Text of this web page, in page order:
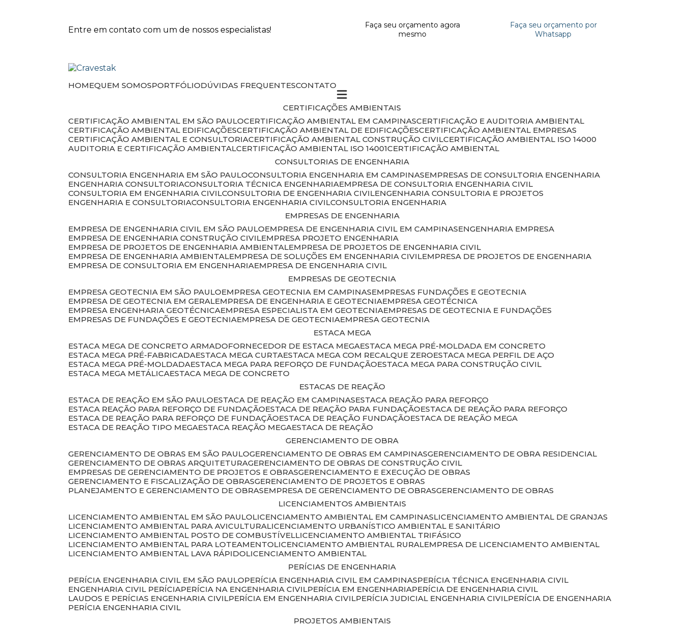
Entre em contato com um de nossos especialistas!
Faça seu orçamento agora
mesmo
Faça seu orçamento por
Whatsapp
HOME QUEM SOMOS PORTFÓLIO DÚVIDAS FREQUENTES CONTATO
CERTIFICAÇÕES AMBIENTAIS
CERTIFICAÇÃO AMBIENTAL EM SÃO PAULO
CERTIFICAÇÃO AMBIENTAL EM CAMPINAS
CERTIFICAÇÃO E AUDITORIA AMBIENTAL
CERTIFICAÇÃO AMBIENTAL EDIFICAÇÕES
CERTIFICAÇÃO AMBIENTAL DE EDIFICAÇÕES
CERTIFICAÇÃO AMBIENTAL EMPRESAS
CERTIFICAÇÃO AMBIENTAL E CONSULTORIA
CERTIFICAÇÃO AMBIENTAL CONSTRUÇÃO CIVIL
CERTIFICAÇÃO AMBIENTAL ISO 14000
AUDITORIA E CERTIFICAÇÃO AMBIENTAL
CERTIFICAÇÃO AMBIENTAL ISO 14001
CERTIFICAÇÃO AMBIENTAL
CONSULTORIAS DE ENGENHARIA
CONSULTORIA ENGENHARIA EM SÃO PAULO CONSULTORIA ENGENHARIA EM CAMPINAS
EMPRESAS DE CONSULTORIA ENGENHARIA
ENGENHARIA CONSULTORIA CONSULTORIA TÉCNICA ENGENHARIA EMPRESA DE CONSULTORIA ENGENHARIA CIVIL
CONSULTORIA EM ENGENHARIA CIVIL CONSULTORIA DE ENGENHARIA CIVIL ENGENHARIA CONSULTORIA E PROJETOS
ENGENHARIA E CONSULTORIA CONSULTORIA ENGENHARIA CIVIL CONSULTORIA ENGENHARIA
EMPRESAS DE ENGENHARIA
EMPRESA DE ENGENHARIA CIVIL EM SÃO PAULO
EMPRESA DE ENGENHARIA CIVIL EM CAMPINAS
ENGENHARIA EMPRESA
EMPRESA DE ENGENHARIA CONSTRUÇÃO CIVIL EMPRESA PROJETO ENGENHARIA
EMPRESA DE PROJETOS DE ENGENHARIA AMBIENTAL EMPRESA DE PROJETOS DE ENGENHARIA CIVIL
EMPRESA DE ENGENHARIA AMBIENTAL EMPRESA DE SOLUÇÕES EM ENGENHARIA CIVIL EMPRESA DE PROJETOS DE ENGENHARIA
EMPRESA DE CONSULTORIA EM ENGENHARIA EMPRESA DE ENGENHARIA CIVIL
EMPRESAS DE GEOTECNIA
EMPRESA GEOTECNIA EM SÃO PAULO
EMPRESA GEOTECNIA EM CAMPINAS
EMPRESAS FUNDAÇÕES E GEOTECNIA
EMPRESA DE GEOTECNIA EM GERAL EMPRESA DE ENGENHARIA E GEOTECNIA EMPRESA GEOTÉCNICA
EMPRESA ENGENHARIA GEOTÉCNICA EMPRESA ESPECIALISTA EM GEOTECNIA EMPRESAS DE GEOTECNIA E FUNDAÇÕES
EMPRESAS DE FUNDAÇÕES E GEOTECNIA EMPRESA DE GEOTECNIA EMPRESA GEOTECNIA
ESTACA MEGA
ESTACA MEGA DE CONCRETO ARMADO
FORNECEDOR DE ESTACA MEGA ESTACA MEGA PRÉ-MOLDADA EM CONCRETO
ESTACA MEGA PRÉ-FABRICADA ESTACA MEGA CURTA ESTACA MEGA COM RECALQUE ZERO
ESTACA MEGA PERFIL DE AÇO
ESTACA MEGA PRÉ-MOLDADA ESTACA MEGA PARA REFORÇO DE FUNDAÇÃO
ESTACA MEGA PARA CONSTRUÇÃO CIVIL
ESTACA MEGA METÁLICA ESTACA MEGA DE CONCRETO
ESTACAS DE REAÇÃO
ESTACA DE REAÇÃO EM SÃO PAULO
ESTACA DE REAÇÃO EM CAMPINAS
ESTACA REAÇÃO PARA REFORÇO
ESTACA REAÇÃO PARA REFORÇO DE FUNDAÇÃO
ESTACA DE REAÇÃO PARA FUNDAÇÃO
ESTACA DE REAÇÃO PARA REFORÇO
ESTACA DE REAÇÃO PARA REFORÇO DE FUNDAÇÃO
ESTACA DE REAÇÃO FUNDAÇÃO
ESTACA DE REAÇÃO MEGA
ESTACA DE REAÇÃO TIPO MEGA ESTACA REAÇÃO MEGA ESTACA DE REAÇÃO
GERENCIAMENTO DE OBRA
GERENCIAMENTO DE OBRAS EM SÃO PAULO
GERENCIAMENTO DE OBRAS EM CAMPINAS
GERENCIAMENTO DE OBRA RESIDENCIAL
GERENCIAMENTO DE OBRAS ARQUITETURA
GERENCIAMENTO DE OBRAS DE CONSTRUÇÃO CIVIL
EMPRESAS DE GERENCIAMENTO DE PROJETOS E OBRAS
GERENCIAMENTO E EXECUÇÃO DE OBRAS
GERENCIAMENTO E FISCALIZAÇÃO DE OBRAS
GERENCIAMENTO DE PROJETOS E OBRAS
PLANEJAMENTO E GERENCIAMENTO DE OBRAS
EMPRESA DE GERENCIAMENTO DE OBRAS
GERENCIAMENTO DE OBRAS
LICENCIAMENTOS AMBIENTAIS
LICENCIAMENTO AMBIENTAL EM SÃO PAULO LICENCIAMENTO AMBIENTAL EM CAMPINAS LICENCIAMENTO AMBIENTAL DE GRANJAS
LICENCIAMENTO AMBIENTAL PARA AVICULTURA LICENCIAMENTO URBANÍSTICO AMBIENTAL E SANITÁRIO
LICENCIAMENTO AMBIENTAL POSTO DE COMBUSTÍVEL LICENCIAMENTO AMBIENTAL TRIFÁSICO
LICENCIAMENTO AMBIENTAL PARA LOTEAMENTO LICENCIAMENTO AMBIENTAL RURAL EMPRESA DE LICENCIAMENTO AMBIENTAL
LICENCIAMENTO AMBIENTAL LAVA RÁPIDO LICENCIAMENTO AMBIENTAL
PERÍCIAS DE ENGENHARIA
PERÍCIA ENGENHARIA CIVIL EM SÃO PAULO
PERÍCIA ENGENHARIA CIVIL EM CAMPINAS
PERÍCIA TÉCNICA ENGENHARIA CIVIL
ENGENHARIA CIVIL PERÍCIA
PERÍCIA NA ENGENHARIA CIVIL PERÍCIA EM ENGENHARIA
PERÍCIA DE ENGENHARIA CIVIL
LAUDOS E PERÍCIAS ENGENHARIA CIVIL
PERÍCIA EM ENGENHARIA CIVIL PERÍCIA JUDICIAL ENGENHARIA CIVIL
PERÍCIA DE ENGENHARIA
PERÍCIA ENGENHARIA CIVIL
PROJETOS AMBIENTAIS